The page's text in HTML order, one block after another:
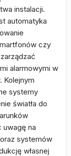
instalacji.
automatyka
czy
alarmowymi w
Kolejnym
systemy
światła do
na
systemów
własnej